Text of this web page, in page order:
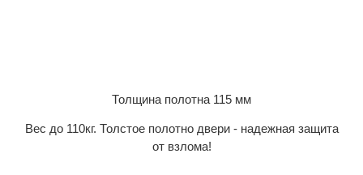
Толщина полотна 115 мм
Вес до 110кг. Толстое полотно двери - надежная защита
от взлома!